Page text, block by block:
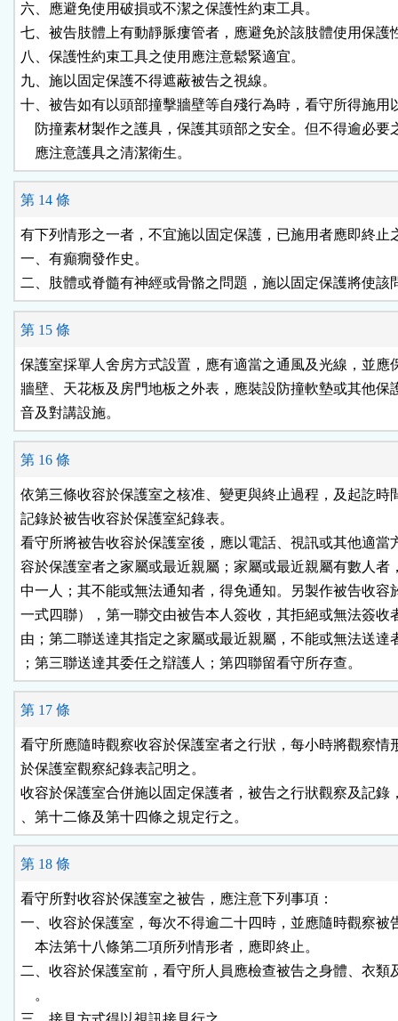
六、應避免使用破損或不潔之保護性約束工具。
七、被告肢體上有動靜脈瘻管者，應避免於該肢體使用保護
八、保護性約束工具之使用應注意鬆緊適宜。
九、施以固定保護不得遮蔽被告之視線。
十、被告如有以頭部撞擊牆壁等自殘行為時，看守所得施用
防撞素材製作之護具，保護其頭部之安全。但不得逾必要
    應注意護具之清潔衛生。
第 14 條
有下列情形之一者，不宜施以固定保護，已施用者應即終止
一、有癲癇發作史。
二、肢體或脊髓有神經或骨骼之問題，施以固定保護將使該
第 15 條
保護室採單人舍房方式設置，應有適當之通風及光線，並應
牆壁、天花板及房門地板之外表，應裝設防撞軟墊或其他保
音及對講設施。
第 16 條
依第三條收容於保護室之核准、變更與終止過程，及起訖時
記錄於被告收容於保護室紀錄表。
看守所將被告收容於保護室後，應以電話、視訊或其他適當
容於保護室者之家屬或最近親屬；家屬或最近親屬有數人者
中一人；其不能或無法通知者，得免通知。另製作被告收容
一式四聯），第一聯交由被告本人簽收，其拒絕或無法簽收
由；第二聯送達其指定之家屬或最近親屬，不能或無法送達
；第三聯送達其委任之辯護人；第四聯留看守所存查。
第 17 條
看守所應隨時觀察收容於保護室者之行狀，每小時將觀察情
於保護室觀察紀錄表記明之。
收容於保護室合併施以固定保護者，被告之行狀觀察及記錄
、第十二條及第十四條之規定行之。
第 18 條
看守所對收容於保護室之被告，應注意下列事項：
一、收容於保護室，每次不得逾二十四時，並應隨時觀察被
    本法第十八條第二項所列情形者，應即終止。
二、收容於保護室前，看守所人員應檢查被告之身體、衣類
    。